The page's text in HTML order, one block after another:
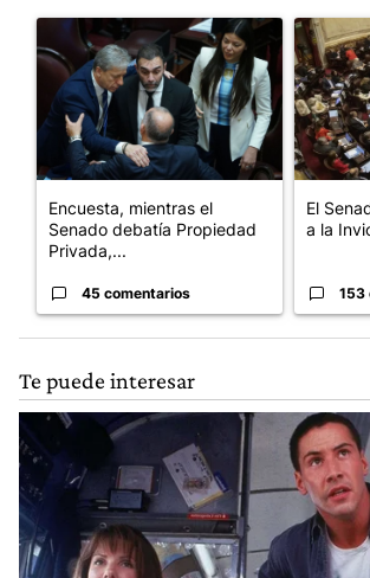
Un artículo de tendencia con el título
Encuesta, mientras el
Senado debatía Propiedad
Privada,...
45 comentarios
Un
El
a la
153